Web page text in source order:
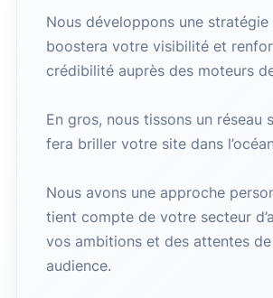
Nous développons une stratégie
boostera votre visibilité et
crédibilité auprès des moteurs
En gros, nous tissons un réseau
fera briller votre site dans
Nous avons une approche
tient compte de votre secteur
vos ambitions et des attentes
audience.